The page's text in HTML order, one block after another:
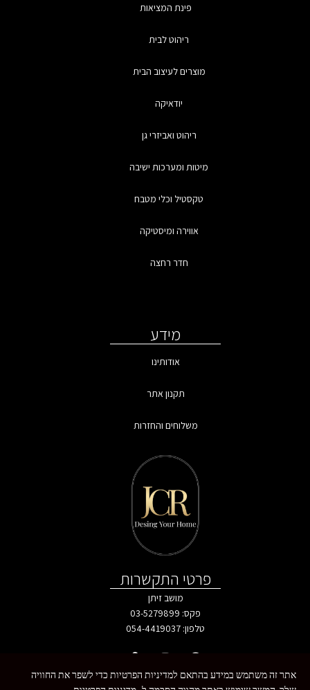
פינת המציאות
ריהוט לבית
מוצרים לעיצוב הבית
יודאיקה
ריהוט ואביזרי גן
מיטות ומערכות ישיבה
טקסטיל וכלי מטבח
אווירה ומיסטיקה
חדר רחצה
מידע
אודותינו
תקנון אתר
משלוחים והחזרות
פרטי התקשרות
מושב זיתן
פקס: 03-5279899
טלפון: 054-4419037
אתר זה משתמש במידע בהתאם למדיניות הפרטיות כדי לשפר את החוויה